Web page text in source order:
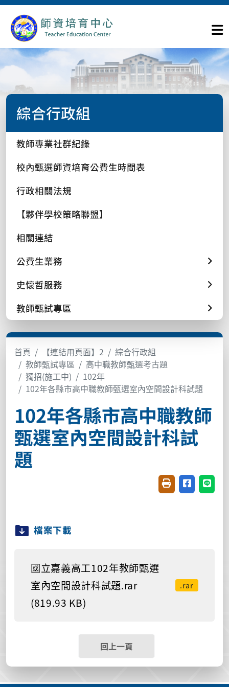
綜合行政組
教師專業社群紀錄
校內甄選師資培育公費生時間表
行政相關法規
【夥伴學校策略聯盟】
相關連結
公費生業務
史懷哲服務
教師甄試專區
首頁 【連結用頁面】2
綜合行政組
教師甄試專區
高中職教師甄選考古題
獨招(施工中)
102年
102年各縣市高中職教師甄選室內空間設計科試題
102年各縣市高中職教師
甄選室內空間設計科試
題
友善列印(開新視
分享至臉書
分享
檔案下載
國立嘉義高工102年教師甄選
室內空間設計科試題.rar
(819.93 KB)
.rar
回上一頁